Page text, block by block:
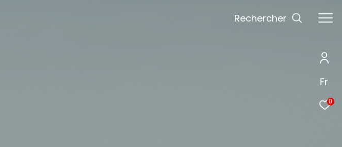
Fr
0
Rechercher